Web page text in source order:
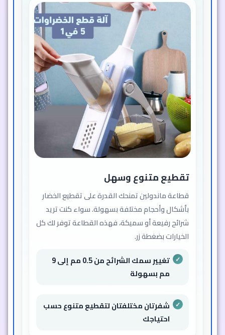
تقطيع متنوع وسهل
قطاعة ماندولين تمنحك القدرة على تقطيع الخضار
بأشكال وأحجام مختلفة بسهولة. سواء كنت تريد
شرائح رفيعة أو سميكة، فهذه القطاعة توفر لك كل
الخيارات بضغطة زر.
تغيير سمك الشرائح من 0.5 مم إلى 9
مم بسهولة
شفرتان مختلفتان لتقطيع متنوع حسب
احتياجك